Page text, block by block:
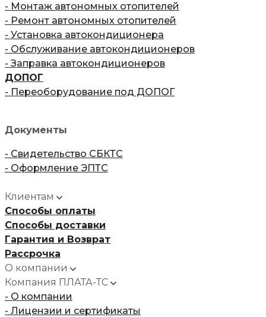
- Монтаж автономных отопителей
- Ремонт автономных отопителей
- Установка автокондиционера
- Обслуживание автокондиционеров
- Заправка автокондиционеров
ДОПОГ
- Переоборудование под ДОПОГ
Документы
- Свидетельство СБКТС
- Оформление ЭПТС
Клиентам
Способы оплаты
Способы доставки
Гарантия и Возврат
Рассрочка
О компании
Компания ПЛАТА-ТС
- О компании
- Лицензии и сертификаты